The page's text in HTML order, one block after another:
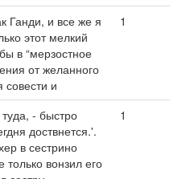
Ганди, и все же я
этот мелкий
в “мерзостное
от желанного
и
1
- быстро
доствнется.'.
в сестрино
вонзил его
1